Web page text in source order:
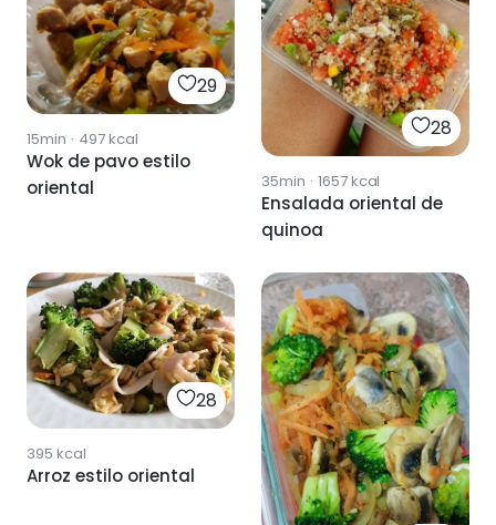
29
15min · 497kcal
Wok de pavo estilo
oriental
28
35min · 1657kcal
Ensalada oriental de
quinoa
28
395 kcal
Arroz estilo oriental